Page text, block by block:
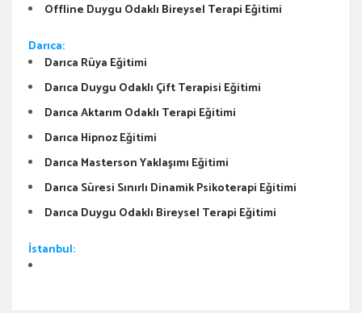
Offline Duygu Odaklı Bireysel Terapi Eğitimi
Darıca:
Darıca Rüya Eğitimi
Darıca Duygu Odaklı Çift Terapisi Eğitimi
Darıca Aktarım Odaklı Terapi Eğitimi
Darıca Hipnoz Eğitimi
Darıca Masterson Yaklaşımı Eğitimi
Darıca Süresi Sınırlı Dinamik Psikoterapi Eğitimi
Darıca Duygu Odaklı Bireysel Terapi Eğitimi
İstanbul: